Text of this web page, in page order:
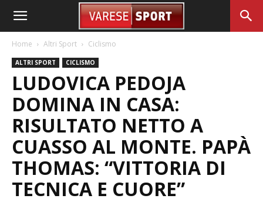
Home Altri Sport Ciclismo
ALTRI SPORT CICLISMO
LUDOVICA PEDOJA
DOMINA IN CASA:
RISULTATO NETTO A
CUASSO AL MONTE. PAPÀ
THOMAS: “VITTORIA DI
TECNICA E CUORE”